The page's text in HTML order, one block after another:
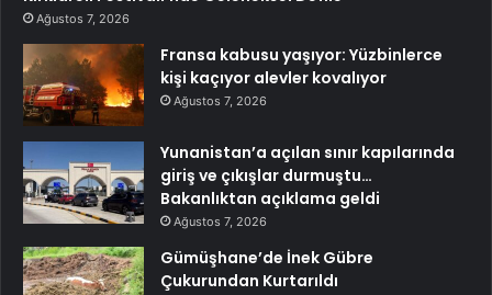
Ağustos 7, 2026
Fransa kabusu yaşıyor: Yüzbinlerce
kişi kaçıyor alevler kovalıyor
Ağustos 7, 2026
Yunanistan’a açılan sınır kapılarında
giriş ve çıkışlar durmuştu…
Bakanlıktan açıklama geldi
Ağustos 7, 2026
Gümüşhane’de İnek Gübre
Çukurundan Kurtarıldı